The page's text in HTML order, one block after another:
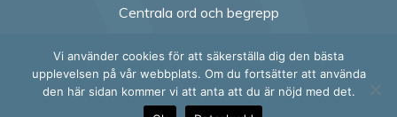
Centrala ord och begrepp
Follow us on
Follow us on
Follow
Vi använder cookies för att säkerställa dig den bästa
upplevelsen på vår webbplats. Om du fortsätter att använda
den här sidan kommer vi att anta att du är nöjd med det.